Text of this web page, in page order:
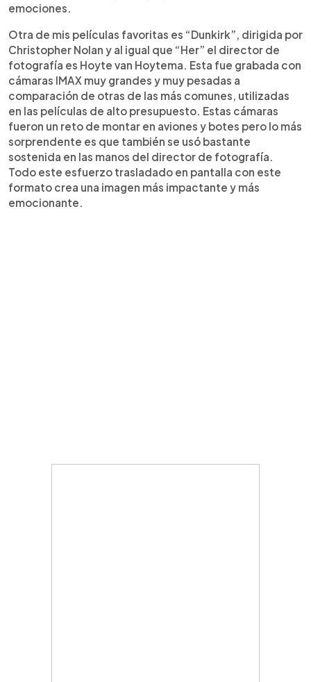
emociones.
Otra de mis películas favoritas es “Dunkirk”, dirigida por
Christopher Nolan y al igual que “Her” el director de
fotografía es Hoyte van Hoytema. Esta fue grabada con
cámaras IMAX muy grandes y muy pesadas a
comparación de otras de las más comunes, utilizadas
en las películas de alto presupuesto. Estas cámaras
fueron un reto de montar en aviones y botes pero lo más
sorprendente es que también se usó bastante
sostenida en las manos del director de fotografía.
Todo este esfuerzo trasladado en pantalla con este
formato crea una imagen más impactante y más
emocionante.